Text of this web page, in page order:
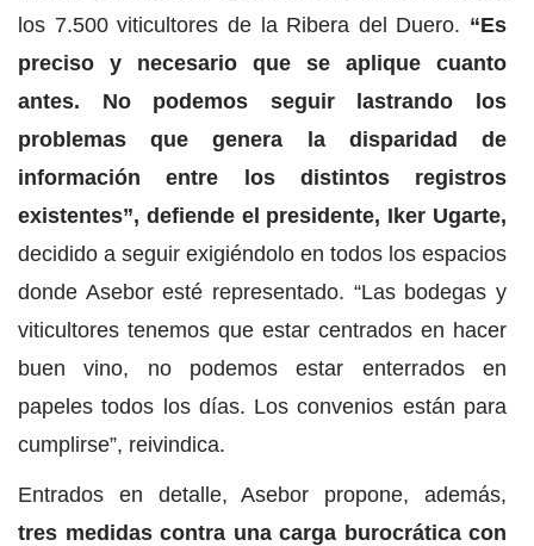
los 7.500 viticultores de la Ribera del Duero. “Es
preciso y necesario que se aplique cuanto
antes. No podemos seguir lastrando los
problemas que genera la disparidad de
información entre los distintos registros
existentes”, defiende el presidente, Iker Ugarte,
decidido a seguir exigiéndolo en todos los espacios
donde Asebor esté representado. “Las bodegas y
viticultores tenemos que estar centrados en hacer
buen vino, no podemos estar enterrados en
papeles todos los días. Los convenios están para
cumplirse”, reivindica.
Entrados en detalle, Asebor propone, además,
tres medidas contra una carga burocrática con